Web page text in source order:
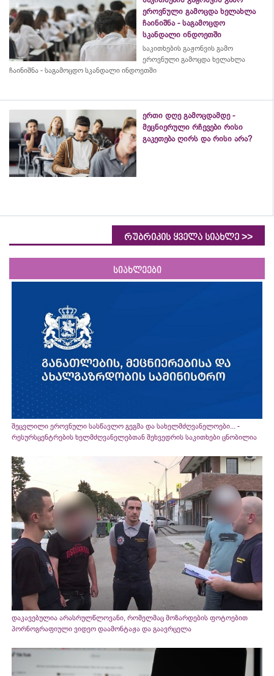
ეროვნული გამოცდა ხელახლა
ჩაინიშნა - საგამოცდო
სკანდალი ინდოეთში
საკითხების გაჟონვის გამო
ეროვნული გამოცდა ხელახლა
ჩაინიშნა - საგამოცდო სკანდალი ინდოეთში
ერთი დღე გამოცდამდე -
მეცნიერული რჩევები რისი
გაკეთება ღირს და რისი არა?
რუბრიკის ყველა სიახლე >>
სიახლეები
შეცვლილი ეროვნული სასწავლო გეგმა და სახელმძღვანელოები... -
რესურსცენტრების ხელმძღვანელებთან შეხვედრის საკითხები ცნობილია
დაკავებულია არასრულწლოვანი, რომელმაც მოზარდების ფოტოებით
პორნოგრაფიული ვიდეო დაამონტაჟა და გაავრცელა